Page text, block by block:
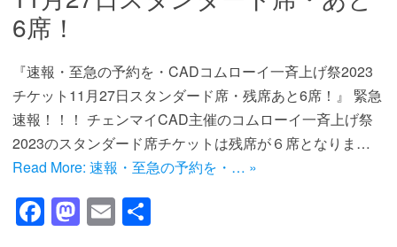
6席！
『速報・至急の予約を・CADコムローイ一斉上げ祭2023
チケット11月27日スタンダード席・残席あと6席！』 緊急
速報！！！ チェンマイCAD主催のコムローイ一斉上げ祭
2023のスタンダード席チケットは残席が６席となりま…
Read More: 速報・至急の予約を・… »
F M E